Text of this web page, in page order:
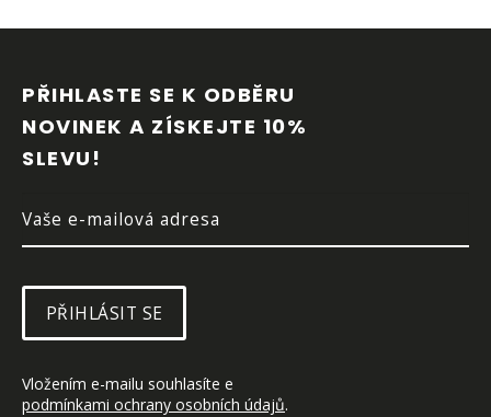
PŘIHLASTE SE K ODBĚRU
NOVINEK A ZÍSKEJTE 10%
SLEVU!
PŘIHLÁSIT SE
Vložením e-mailu souhlasíte e
podmínkami ochrany osobních údajů.